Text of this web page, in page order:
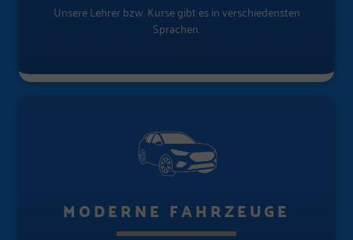
Unsere Lehrer bzw. Kurse gibt es in verschiedensten
Sprachen.
MODERNE FAHRZEUGE